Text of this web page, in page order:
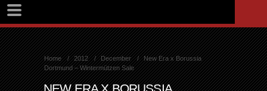
Home 2012 December
New Era x Borussia
Dortmund – Wintermützen Sale
NEW ERA X BORUSSIA